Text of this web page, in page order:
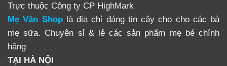
Trực thuộc Công ty CP HighMark
Mẹ Vân Shoplà địa chỉ đáng tin cậy cho cho các bà
mẹ sữa. Chuyên sỉ & lẻ các sản phẩm mẹ bé chính
hãng
TẠI HÀ NỘI